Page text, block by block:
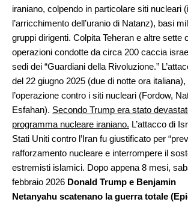
iraniano, colpendo in particolare siti nucleari
l’arricchimento dell’uranio di Natanz), basi
gruppi dirigenti. Colpita Teheran e altre sette
operazioni condotte da circa 200 caccia
sedi dei “Guardiani della Rivoluzione.”
del 22 giugno 2025 (due di notte ora
l’operazione contro i siti nucleari (Fordow,
Esfahan). Secondo Trump era stato
programma nucleare iraniano. L’attacco di
Stati Uniti contro l’Iran fu giustificato per
rafforzamento nucleare e interrompere il
estremisti islamici. Dopo appena 8 mesi,
febbraio 2026 Donald Trump e Benjamin
Netanyahu scatenano la guerra totale